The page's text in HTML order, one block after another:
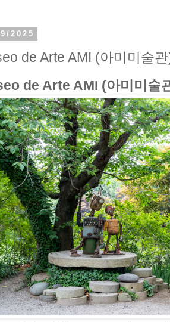
2025
de Arte AMI (아미미술
de Arte AMI (아미미술